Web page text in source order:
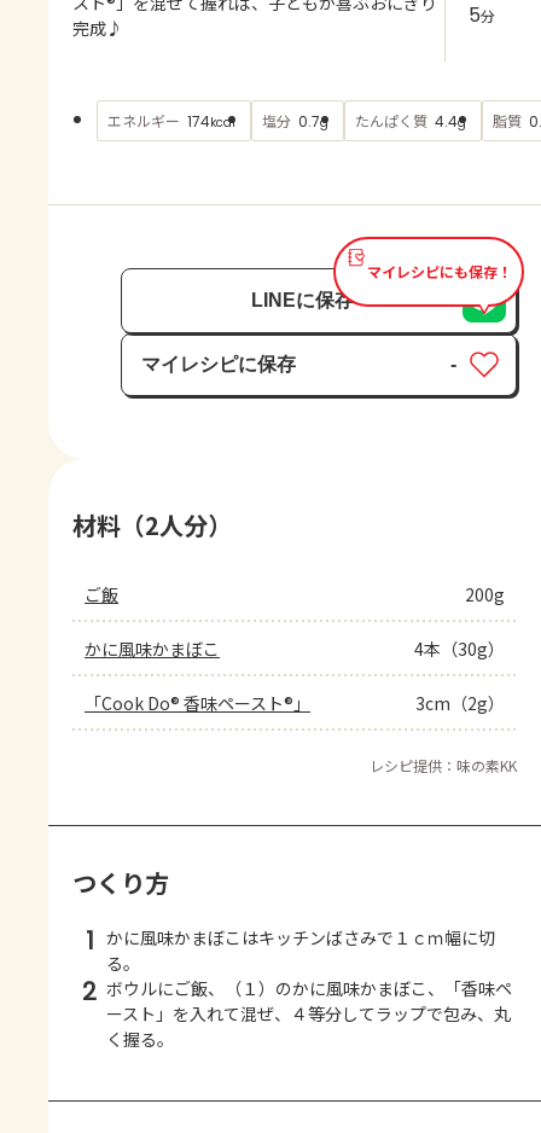
お買い物
完成♪
5分
エネルギー 174kcal 塩分 0.7g たんぱく質 4.4g 脂質
マイレシピにも保存！
LINEに保存
マイレシピに保存
保存済み
-
材料（2人分）
ご飯 200g
かに風味かまぼこ 4本（30g）
「Cook Do® 香味ペースト®」 3cm（2g）
レシピ提供：味の素KK
つくり方
1 かに風味かまぼこはキッチンばさみで１ｃｍ幅に切
る。
2 ボウルにご飯、（１）のかに風味かまぼこ、「香味ペ
ースト」を入れて混ぜ、４等分してラップで包み、丸
く握る。